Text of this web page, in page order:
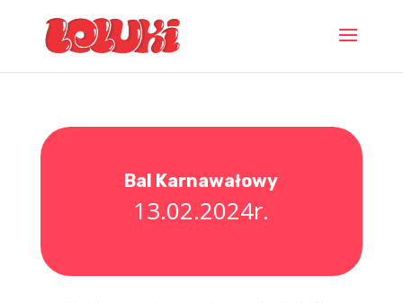
Bal Karnawałowy
13.02.2024r.